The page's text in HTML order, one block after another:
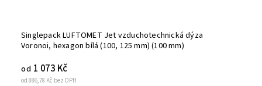
Singlepack LUFTOMET Jet vzduchotechnická dýza
Voronoi, hexagon bílá (100, 125 mm) (100 mm)
od 886,78 Kč bez DPH
od 1 073 Kč